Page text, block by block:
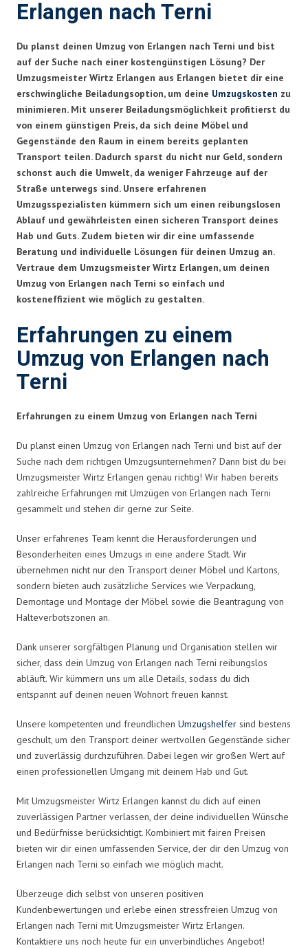
Erlangen nach Terni
Du planst deinen Umzug von Erlangen nach Terni und bist
auf der Suche nach einer kostengünstigen Lösung? Der
Umzugsmeister Wirtz Erlangen aus Erlangen bietet dir eine
erschwingliche Beiladungsoption, um deine Umzugskosten zu
minimieren. Mit unserer Beiladungsmöglichkeit profitierst du
von einem günstigen Preis, da sich deine Möbel und
Gegenstände den Raum in einem bereits geplanten
Transport teilen. Dadurch sparst du nicht nur Geld, sondern
schonst auch die Umwelt, da weniger Fahrzeuge auf der
Straße unterwegs sind. Unsere erfahrenen
Umzugsspezialisten kümmern sich um einen reibungslosen
Ablauf und gewährleisten einen sicheren Transport deines
Hab und Guts. Zudem bieten wir dir eine umfassende
Beratung und individuelle Lösungen für deinen Umzug an.
Vertraue dem Umzugsmeister Wirtz Erlangen, um deinen
Umzug von Erlangen nach Terni so einfach und
kosteneffizient wie möglich zu gestalten.
Erfahrungen zu einem
Umzug von Erlangen nach
Terni
Erfahrungen zu einem Umzug von Erlangen nach Terni
Du planst einen Umzug von Erlangen nach Terni und bist auf der
Suche nach dem richtigen Umzugsunternehmen? Dann bist du bei
Umzugsmeister Wirtz Erlangen genau richtig! Wir haben bereits
zahlreiche Erfahrungen mit Umzügen von Erlangen nach Terni
gesammelt und stehen dir gerne zur Seite.
Unser erfahrenes Team kennt die Herausforderungen und
Besonderheiten eines Umzugs in eine andere Stadt. Wir
übernehmen nicht nur den Transport deiner Möbel und Kartons,
sondern bieten auch zusätzliche Services wie Verpackung,
Demontage und Montage der Möbel sowie die Beantragung von
Halteverbotszonen an.
Dank unserer sorgfältigen Planung und Organisation stellen wir
sicher, dass dein Umzug von Erlangen nach Terni reibungslos
abläuft. Wir kümmern uns um alle Details, sodass du dich
entspannt auf deinen neuen Wohnort freuen kannst.
Unsere kompetenten und freundlichen Umzugshelfer sind bestens
geschult, um den Transport deiner wertvollen Gegenstände sicher
und zuverlässig durchzuführen. Dabei legen wir großen Wert auf
einen professionellen Umgang mit deinem Hab und Gut.
Mit Umzugsmeister Wirtz Erlangen kannst du dich auf einen
zuverlässigen Partner verlassen, der deine individuellen Wünsche
und Bedürfnisse berücksichtigt. Kombiniert mit fairen Preisen
bieten wir dir einen umfassenden Service, der dir den Umzug von
Erlangen nach Terni so einfach wie möglich macht.
Überzeuge dich selbst von unseren positiven
Kundenbewertungen und erlebe einen stressfreien Umzug von
Erlangen nach Terni mit Umzugsmeister Wirtz Erlangen.
Kontaktiere uns noch heute für ein unverbindliches Angebot!